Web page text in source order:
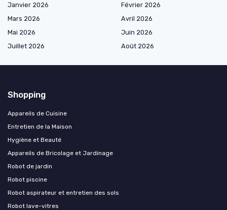
Janvier 2026
Février 2026
Mars 2026
Avril 2026
Mai 2026
Juin 2026
Juillet 2026
Août 2026
Shopping
Appareils de Cuisine
Entretien de la Maison
Hygiène et Beauté
Appareils de Bricolage et Jardinage
Robot de jardin
Robot piscine
Robot aspirateur et entretien des sols
Robot lave-vitres